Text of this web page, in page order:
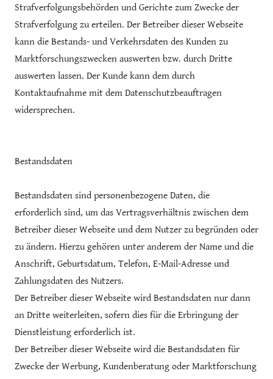
Strafverfolgungsbehörden und Gerichte zum Zwecke der
Strafverfolgung zu erteilen. Der Betreiber dieser Webseite
kann die Bestands- und Verkehrsdaten des Kunden zu
Marktforschungszwecken auswerten bzw. durch Dritte
auswerten lassen. Der Kunde kann dem durch
Kontaktaufnahme mit dem Datenschutzbeauftragen
widersprechen.
Bestandsdaten
Bestandsdaten sind personenbezogene Daten, die
erforderlich sind, um das Vertragsverhältnis zwischen dem
Betreiber dieser Webseite und dem Nutzer zu begründen oder
zu ändern. Hierzu gehören unter anderem der Name und die
Anschrift, Geburtsdatum, Telefon, E-Mail-Adresse und
Zahlungsdaten des Nutzers.
Der Betreiber dieser Webseite wird Bestandsdaten nur dann
an Dritte weiterleiten, sofern dies für die Erbringung der
Dienstleistung erforderlich ist.
Der Betreiber dieser Webseite wird die Bestandsdaten für
Zwecke der Werbung, Kundenberatung oder Marktforschung